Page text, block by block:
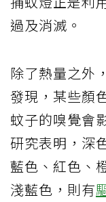
過及消滅。
除了熱量之外
發現，某些顏
蚊子的嗅覺會
研究表明，深
藍色、紅色、
淺藍色，則有